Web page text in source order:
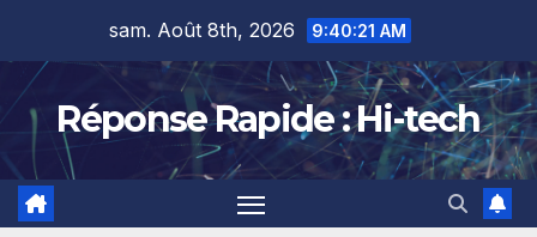
content
sam. Août 8th, 2026 9:40:22 AM
Réponse Rapide : Hi-tech